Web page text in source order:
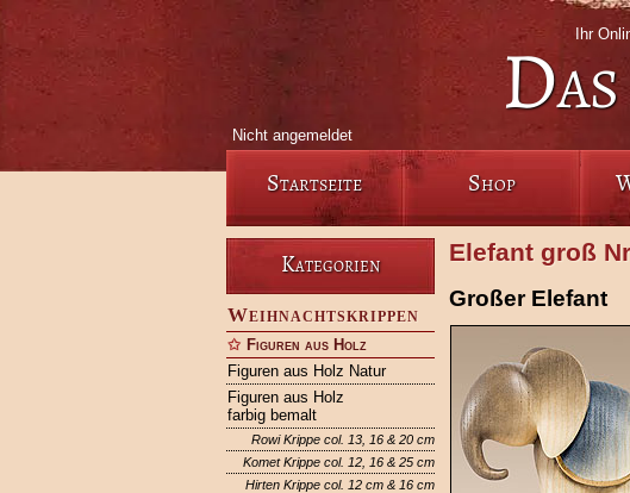
Ihr
Nicht angemeldet
Startseite Shop
Kategorien
Weihnachtskrippen
Figuren aus Holz
Figuren aus Holz Natur
Figuren aus Holz
farbig bemalt
Rowi Krippe col. 13, 16 & 20 cm
Komet Krippe col. 12, 16 & 25 cm
Hirten Krippe col. 12 cm & 16 cm
Elefant groß
Großer Elefant